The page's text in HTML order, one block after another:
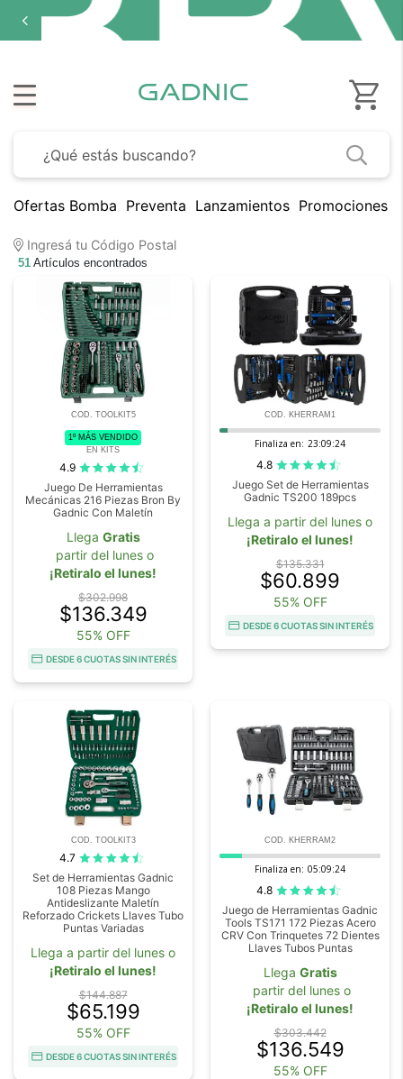
Ofertas Bomba Preventa Lanzamientos Promociones
Ingresá tu Código Postal
51 Artículos encontrados
COD. TOOLKIT5
1º MÁS VENDIDO
EN KITS
4.9
Juego De Herramientas
Mecánicas 216 Piezas Bron By
Gadnic Con Maletín
Llega Gratis
partir del lunes o
¡Retiralo el lunes!
$302.998
$136.349
55% OFF
DESDE 6 CUOTAS SIN INTERÉS
COD. KHERRAM1
Finaliza en: 23:09:23
4.8
Juego Set de Herramientas
Gadnic TS200 189pcs
Llega a partir del lunes o
¡Retiralo el lunes!
$135.331
$60.899
55% OFF
DESDE 6 CUOTAS SIN INTERÉS
COD. TOOLKIT3
4.7
Set de Herramientas Gadnic
108 Piezas Mango
Antideslizante Maletín
Reforzado Crickets Llaves Tubo
Puntas Variadas
Llega a partir del lunes o
¡Retiralo el lunes!
$144.887
$65.199
55% OFF
DESDE 6 CUOTAS SIN INTERÉS
COD. KHERRAM2
Finaliza en: 05:09:23
4.8
Juego de Herramientas Gadnic
Tools TS171 172 Piezas Acero
CRV Con Trinquetes 72 Dientes
Llaves Tubos Puntas
Llega Gratis
partir del lunes o
¡Retiralo el lunes!
$303.442
$136.549
55% OFF